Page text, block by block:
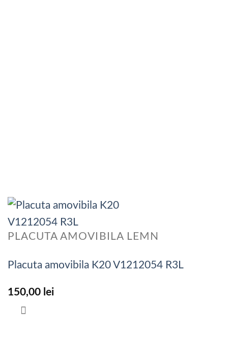
PLACUTA AMOVIBILA LEMN
Placuta amovibila K20 V1212054 R3L
150,00 lei